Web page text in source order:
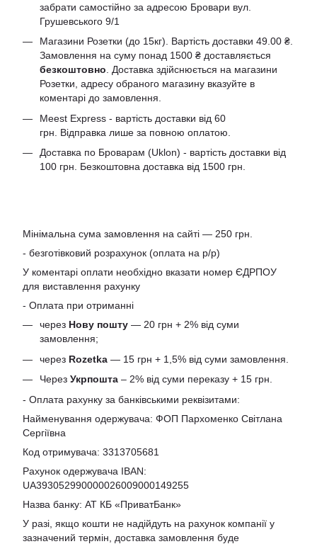
забрати самостійно за адресою Бровари вул.
Грушевського 9/1
Магазини Розетки (до 15кг). Вартість доставки 49.00 ₴.
Замовлення на суму понад 1500 ₴ доставляється
безкоштовно . Доставка здійснюється на магазини
Розетки, адресу обраного магазину вказуйте в
коментарі до замовлення.
Meest Express - вартість доставки від 60
грн. Відправка лише за повною оплатою.
Доставка по Броварам (Uklon) - вартість доставки від
100 грн. Безкоштовна доставка від 1500 грн.
Мінімальна сума замовлення на сайті — 250 грн.
- безготівковий розрахунок (оплата на р/р)
У коментарі оплати необхідно вказати номер ЄДРПОУ
для виставлення рахунку
- Оплата при отриманні
через Нову пошту — 20 грн + 2% від суми
замовлення;
через Rozetka — 15 грн + 1,5% від суми замовлення.
Через Укрпошта – 2% від суми переказу + 15 грн.
- Оплата рахунку за банківськими реквізитами:
Найменування одержувача: ФОП Пархоменко Світлана
Сергіївна
Код отримувача: 3313705681
Рахунок одержувача IBAN:
UA393052990000026009000149255
Назва банку: АТ КБ «ПриватБанк»
У разі, якщо кошти не надійдуть на рахунок компанії у
зазначений термін, доставка замовлення буде